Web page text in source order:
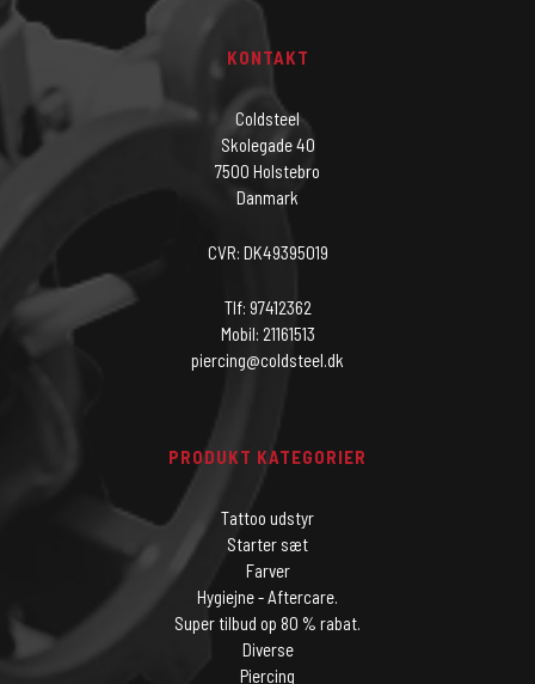
KONTAKT
Coldsteel
Skolegade 40
7500 Holstebro
Danmark
CVR: DK49395019
Tlf: 97412362
Mobil: 21161513
piercing@coldsteel.dk
PRODUKT KATEGORIER
Tattoo udstyr
Starter sæt
Farver
Hygiejne - Aftercare.
Super tilbud op 80 % rabat.
Diverse
Piercing